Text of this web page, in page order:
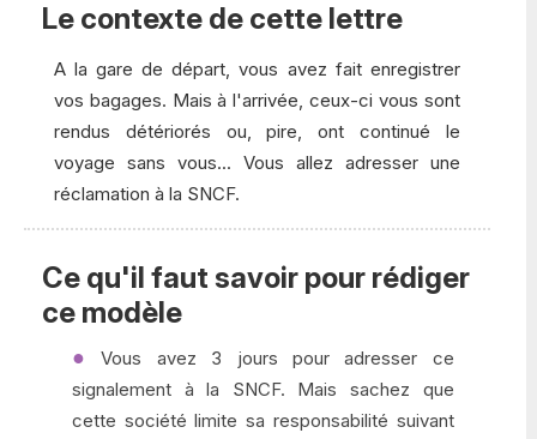
Le contexte de cette lettre
A la gare de départ, vous avez fait enregistrer
vos bagages. Mais à l'arrivée, ceux-ci vous sont
rendus détériorés ou, pire, ont continué le
voyage sans vous... Vous allez adresser une
réclamation à la SNCF.
Ce qu'il faut savoir pour rédiger
ce modèle
Vous avez 3 jours pour adresser ce
signalement à la SNCF. Mais sachez que
cette société limite sa responsabilité suivant